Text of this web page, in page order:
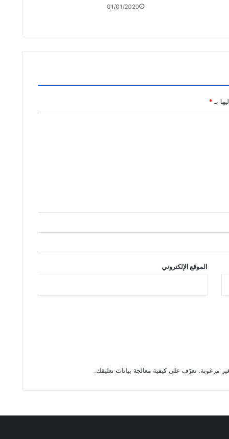
01/01/2020
بـ *
الموقع الإلكتروني
تعرّف على كيفية معالجة بيانات تعليقك.